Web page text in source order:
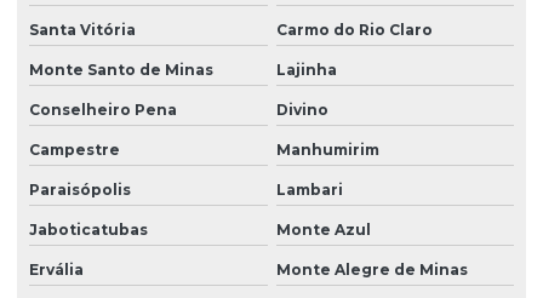
Santa Vitória Carmo do Rio Claro
Monte Santo de Minas Lajinha
Conselheiro Pena Divino
Campestre Manhumirim
Paraisópolis Lambari
Jaboticatubas Monte Azul
Ervália Monte Alegre de Minas